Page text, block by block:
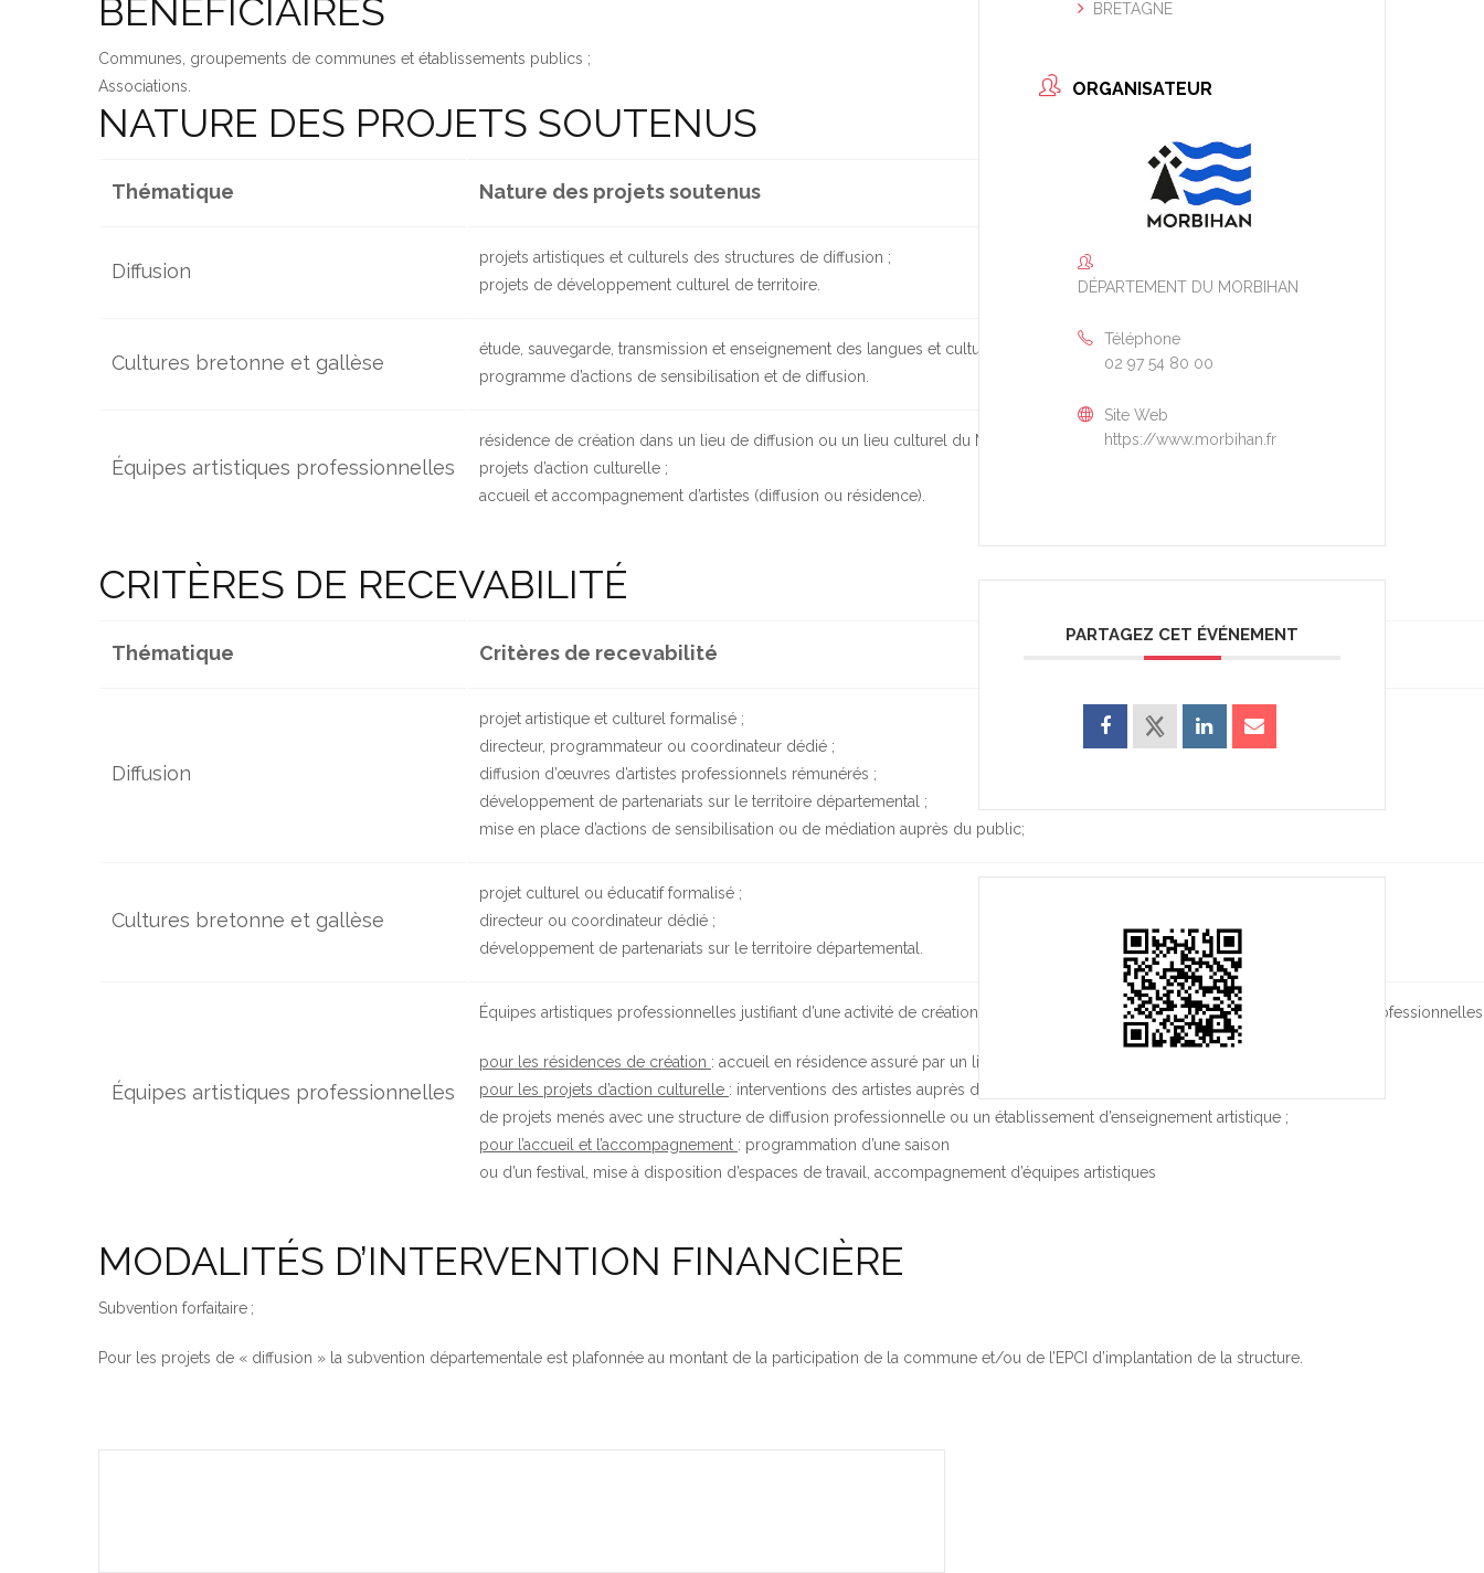
BÉNÉFICIAIRES
Communes, groupements de communes et établissements publics ;
Associations.
NATURE DES PROJETS SOUTENUS
Thématique Nature des projets soutenus
Diffusion
projets artistiques et culturels des structures de diffusion ;
projets de développement culturel de territoire.
Cultures bretonne et gallèse
étude, sauvegarde, transmission et enseignement des langues et cultures bretonne et gallèse ;
programme d’actions de sensibilisation et de diffusion.
Équipes artistiques professionnelles
résidence de création dans un lieu de diffusion ou un lieu culturel du Morbihan ;
projets d’action culturelle ;
accueil et accompagnement d’artistes (diffusion ou résidence).
CRITÈRES DE RECEVABILITÉ
Thématique Critères de recevabilité
Diffusion
projet artistique et culturel formalisé ;
directeur, programmateur ou coordinateur dédié ;
diffusion d’œuvres d’artistes professionnels rémunérés ;
développement de partenariats sur le territoire départemental ;
mise en place d’actions de sensibilisation ou de médiation auprès du public;
Cultures bretonne et gallèse
projet culturel ou éducatif formalisé ;
directeur ou coordinateur dédié ;
développement de partenariats sur le territoire départemental.
Équipes artistiques professionnelles
Équipes artistiques professionnelles justifiant d’une activité de création et de diffusion en lien avec des structures culturelles
pour les résidences de création : accueil en résidence assuré par un lieu disposant d’une équipe professionnelle ;
pour les projets d’action culturelle : interventions des artistes auprès du public, dans le cadre
de projets menés avec une structure de diffusion professionnelle ou un établissement d’enseignement artistique ;
pour l’accueil et l’accompagnement : programmation d’une saison
ou d’un festival, mise à disposition d’espaces de travail, accompagnement d’équipes artistiques
MODALITÉS D’INTERVENTION FINANCIÈRE
Subvention forfaitaire ;
Pour les projets de « diffusion » la subvention départementale est plafonnée au montant de la participation de la commune et/ou de l’EPCI d’implantation de la structure.
BRETAGNE
ORGANISATEUR
DÉPARTEMENT DU MORBIHAN
Téléphone
02 97 54 80 00
Site Web
https://www.morbihan.fr
PARTAGEZ CET ÉVÉNEMENT